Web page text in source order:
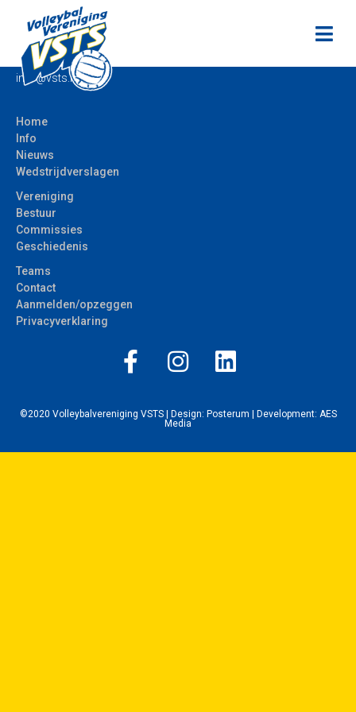
Volleybalvereniging VSTS Bodegraven
Vromade 1
2411 LG Bodegraven
info@vsts.nl
Home
Info
Nieuws
Wedstrijdverslagen
Vereniging
Bestuur
Commissies
Geschiedenis
Teams
Contact
Aanmelden/opzeggen
Privacyverklaring
©2020 Volleybalvereniging VSTS | Design: Posterum | Development: AES
Media